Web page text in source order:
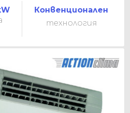
Конвенционален
технология